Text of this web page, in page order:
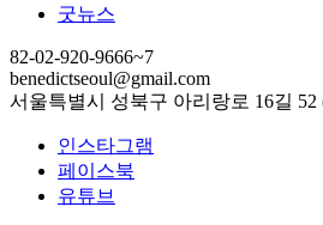
굿뉴스
82-02-920-9666~7
benedictseoul@gmail.com
서울특별시 성북구 아리랑로 16길 52
인스타그램
페이스북
유튜브